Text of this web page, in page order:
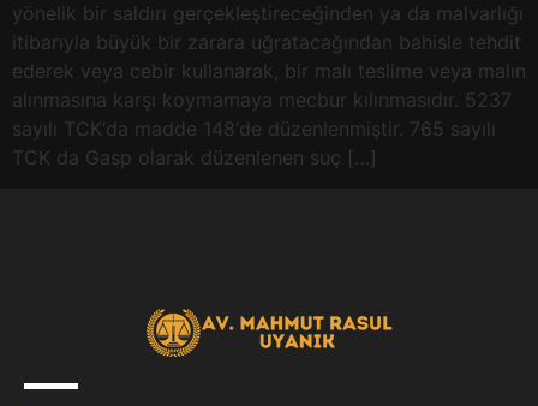
yönelik bir saldırı gerçekleştireceğinden ya da malvarlığı
itibarıyla büyük bir zarara uğratacağından bahisle tehdit
ederek veya cebir kullanarak, bir malı teslime veya malın
alınmasına karşı koymamaya mecbur kılınmasıdır. 5237
sayılı TCK‘da madde 148‘de düzenlenmiştir. 765 sayılı
TCK da Gasp olarak düzenlenen suç […]